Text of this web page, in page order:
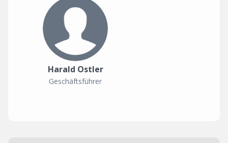
Harald Ostler
Geschäftsführer